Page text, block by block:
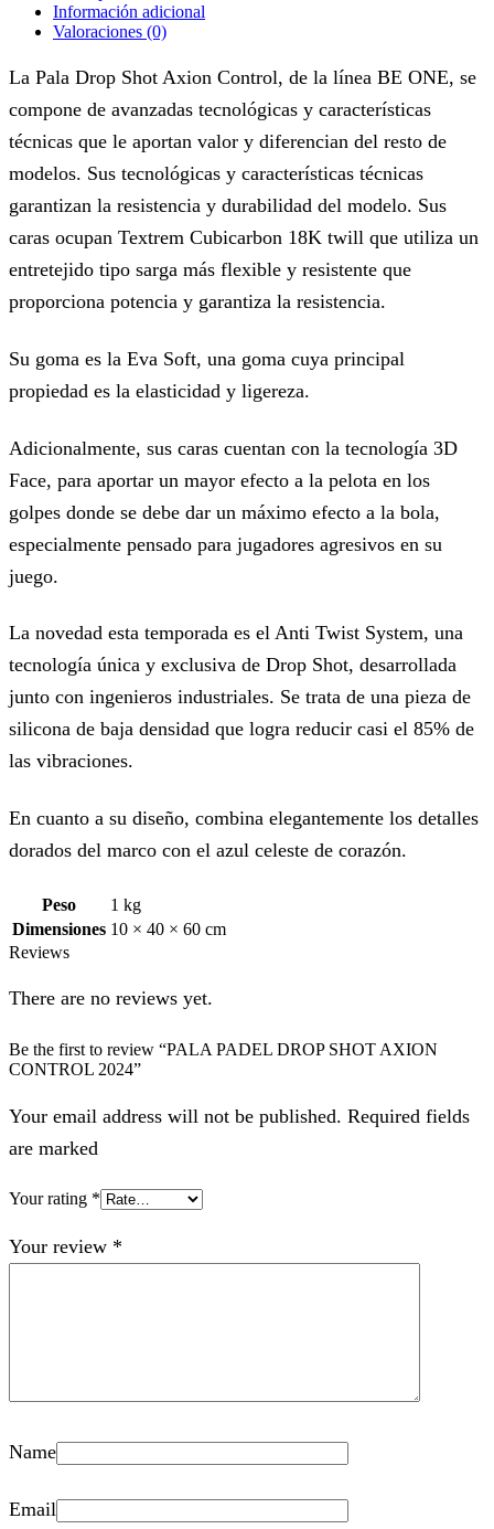
Información adicional
Valoraciones (0)
La Pala Drop Shot Axion Control, de la línea BE ONE, se
compone de avanzadas tecnológicas y características
técnicas que le aportan valor y diferencian del resto de
modelos. Sus tecnológicas y características técnicas
garantizan la resistencia y durabilidad del modelo. Sus
caras ocupan Textrem Cubicarbon 18K twill que utiliza un
entretejido tipo sarga más flexible y resistente que
proporciona potencia y garantiza la resistencia.
Su goma es la Eva Soft, una goma cuya principal
propiedad es la elasticidad y ligereza.
Adicionalmente, sus caras cuentan con la tecnología 3D
Face, para aportar un mayor efecto a la pelota en los
golpes donde se debe dar un máximo efecto a la bola,
especialmente pensado para jugadores agresivos en su
juego.
La novedad esta temporada es el Anti Twist System, una
tecnología única y exclusiva de Drop Shot, desarrollada
junto con ingenieros industriales. Se trata de una pieza de
silicona de baja densidad que logra reducir casi el 85% de
las vibraciones.
En cuanto a su diseño, combina elegantemente los detalles
dorados del marco con el azul celeste de corazón.
Peso
1 kg
Dimensiones 10 × 40 × 60 cm
Reviews
There are no reviews yet.
Be the first to review “PALA PADEL DROP SHOT AXION
CONTROL 2024”
Your email address will not be published. Required fields
are marked
Your rating *
Your review *
Name
Email